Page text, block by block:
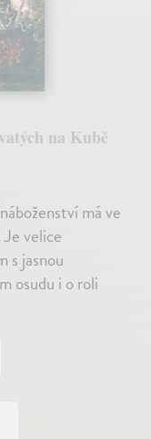
na Kubě
má ve
velice
s jasnou
osudu i o roli